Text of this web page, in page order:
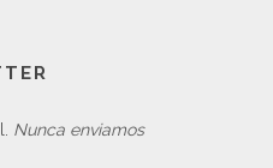
Nunca enviamos